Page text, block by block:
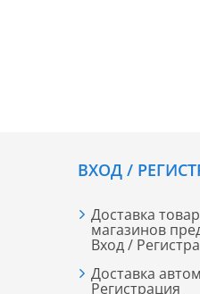
ВХОД /
Доставка
магазинов
Вход /
Доставка
Регистрация